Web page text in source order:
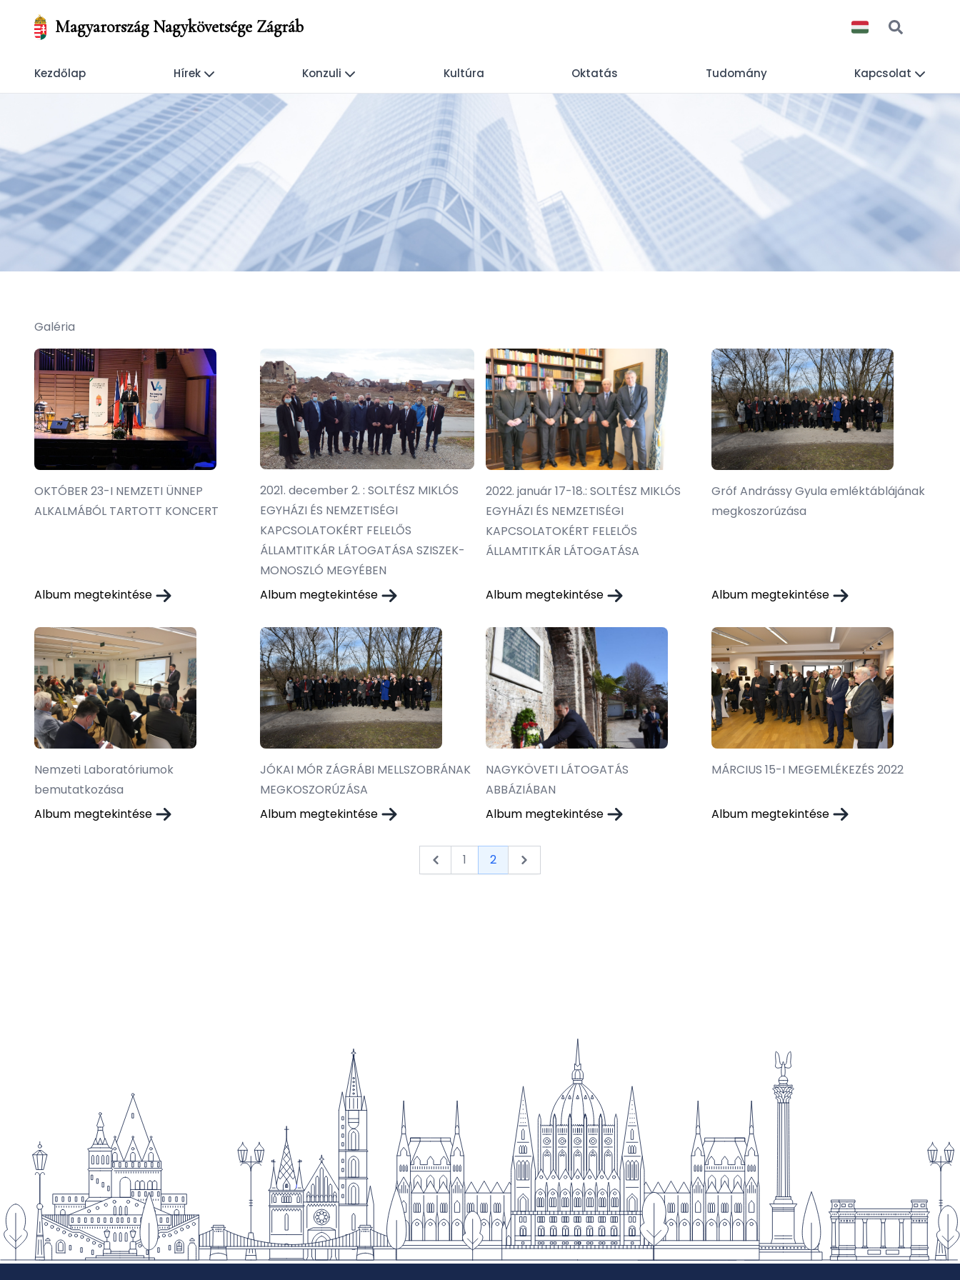
Magyarország Nagykövetsége Zágráb
Kezdőlap Hírek Konzuli Kultúra Oktatás Tudomány Kapcsolat
Galéria
OKTÓBER 23-I NEMZETI ÜNNEP
ALKALMÁBÓL TARTOTT KONCERT
Album megtekintése
2021. december 2. : SOLTÉSZ MIKLÓS
EGYHÁZI ÉS NEMZETISÉGI
KAPCSOLATOKÉRT FELELŐS
ÁLLAMTITKÁR LÁTOGATÁSA SZISZEK-
MONOSZLÓ MEGYÉBEN
Album megtekintése
2022. január 17-18.: SOLTÉSZ MIKLÓS
EGYHÁZI ÉS NEMZETISÉGI
KAPCSOLATOKÉRT FELELŐS
ÁLLAMTITKÁR LÁTOGATÁSA
Album megtekintése
Gróf Andrássy Gyula emléktáblájának
megkoszorúzása
Album megtekintése
Nemzeti Laboratóriumok
bemutatkozása
Album megtekintése
JÓKAI MÓR ZÁGRÁBI MELLSZOBRÁNAK
MEGKOSZORÚZÁSA
Album megtekintése
NAGYKÖVETI LÁTOGATÁS
ABBÁZIÁBAN
Album megtekintése
MÁRCIUS 15-I MEGEMLÉKEZÉS 2022
Album megtekintése
&laquo; Previous
1 2